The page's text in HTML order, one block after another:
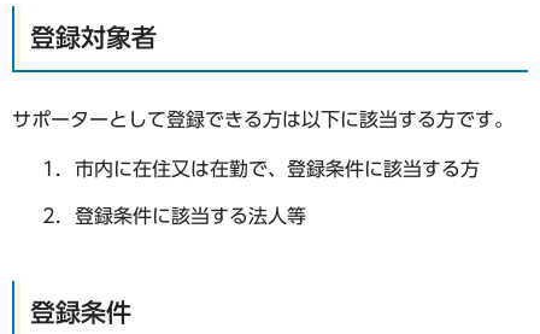
登録対象者
サポーターとして登録できる方は以下に該当する方です。
市内に在住又は在勤で、登録条件に該当する方
登録条件に該当する法人等
登録条件